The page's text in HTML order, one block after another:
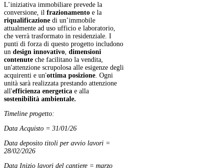
L’iniziativa immobiliare prevede la
conversione, il frazionamento e la
riqualificazione di un’immobile
attualmente ad uso ufficio e laboratorio,
che verrà trasformato in residenziale. I
punti di forza di questo progetto includono
un design innovativo dimensioni
contenute che facilitano la vendita,
un'attenzione scrupolosa alle esigenze degli
acquirenti e un'ottima posizione . Ogni
unità sarà realizzata prestando attenzione
all'efficienza energetica e alla
sostenibilità ambientale.
Timeline progetto:
Data Acquisto = 31/01/26
Data deposito titoli per avvio lavori =
28/02/2026
Data Inizio lavori del cantiere = marzo